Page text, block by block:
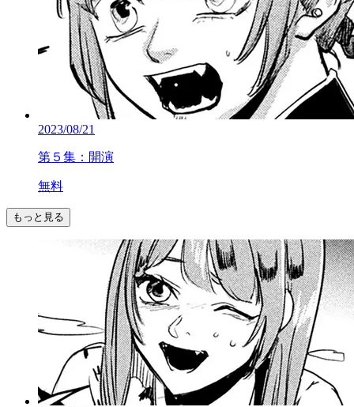
2023/08/21
第５集：開演
無料
もっと見る